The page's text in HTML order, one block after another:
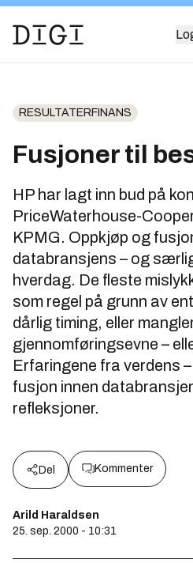
RESULTATERFINANS
Fusjoner til
HP har lagt inn bud på
PriceWaterhouse-
KPMG. Oppkjøp og
databransjens – og
hverdag. De fleste
som regel på grunn av
dårlig timing, eller
gjennomføringsevne –
Erfaringene fra verdens
fusjon innen
refleksjoner.
Del Kommenter
Arild Haraldsen
25. sep. 2000 - 10:31